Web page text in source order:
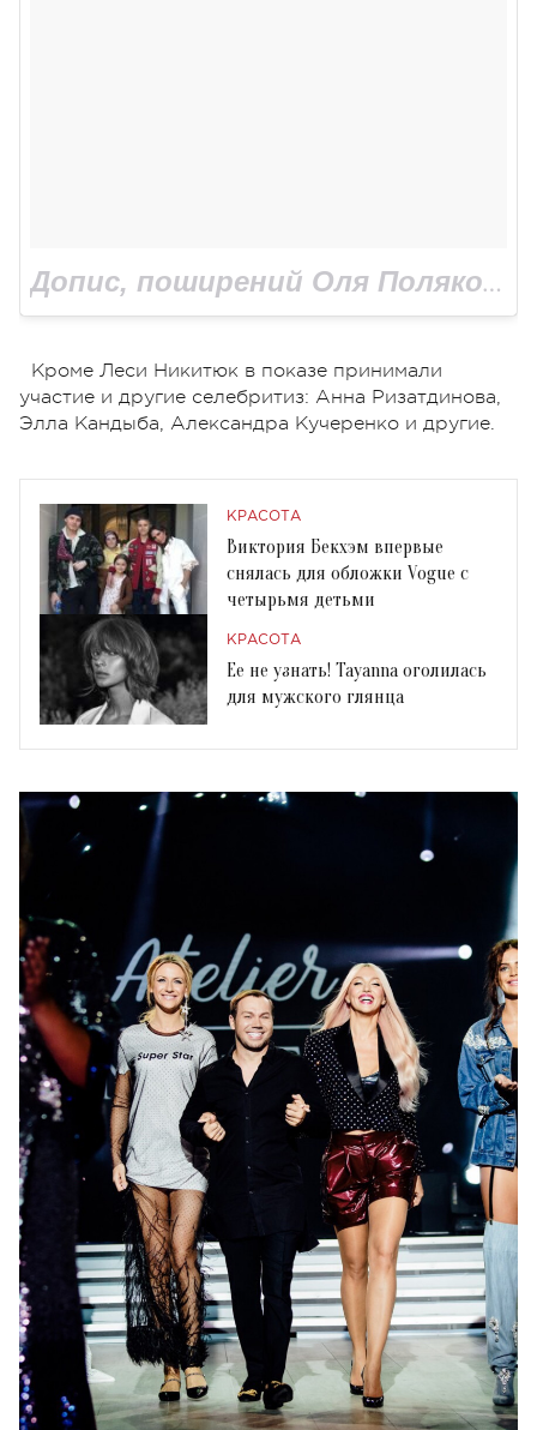
Допис, поширений Оля Полякова (@polyakovamusic)
Кроме Леси Никитюк в показе принимали
участие и другие селебритиз: Анна Ризатдинова,
Элла Кандыба, Александра Кучеренко и другие.
КРАСОТА
Виктория Бекхэм впервые
снялась для обложки Vogue с
четырьмя детьми
КРАСОТА
Ее не узнать! Tayanna оголилась
для мужского глянца